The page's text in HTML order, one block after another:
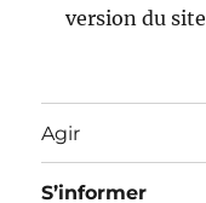
version du site
Agir
S’informer